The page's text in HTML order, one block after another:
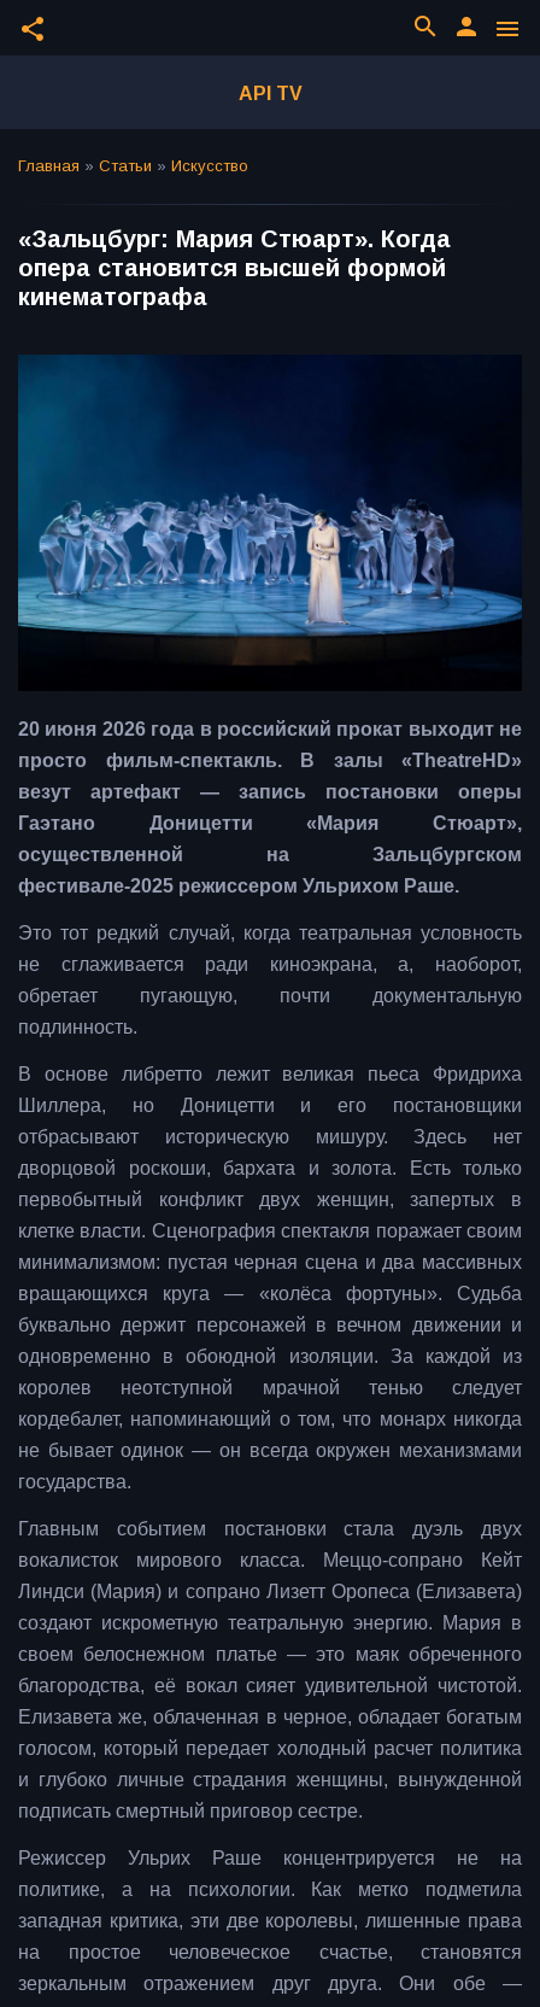
share menu
person
search
API TV
Главная » Статьи » Искусство
«Зальцбург: Мария Стюарт». Когда
опера становится высшей формой
кинематографа
20 июня 2026 года в российский прокат выходит не
просто фильм-спектакль. В залы «TheatreHD»
везут артефакт — запись постановки оперы
Гаэтано Доницетти «Мария Стюарт»,
осуществленной на Зальцбургском
фестивале-2025 режиссером Ульрихом Раше.
Это тот редкий случай, когда театральная условность
не сглаживается ради киноэкрана, а, наоборот,
обретает пугающую, почти документальную
подлинность.
В основе либретто лежит великая пьеса Фридриха
Шиллера, но Доницетти и его постановщики
отбрасывают историческую мишуру. Здесь нет
дворцовой роскоши, бархата и золота. Есть только
первобытный конфликт двух женщин, запертых в
клетке власти. Сценография спектакля поражает своим
минимализмом: пустая черная сцена и два массивных
вращающихся круга — «колёса фортуны». Судьба
буквально держит персонажей в вечном движении и
одновременно в обоюдной изоляции. За каждой из
королев неотступной мрачной тенью следует
кордебалет, напоминающий о том, что монарх никогда
не бывает одинок — он всегда окружен механизмами
государства.
Главным событием постановки стала дуэль двух
вокалисток мирового класса. Меццо-сопрано Кейт
Линдси (Мария) и сопрано Лизетт Оропеса (Елизавета)
создают искрометную театральную энергию. Мария в
своем белоснежном платье — это маяк обреченного
благородства, её вокал сияет удивительной чистотой.
Елизавета же, облаченная в черное, обладает богатым
голосом, который передает холодный расчет политика
и глубоко личные страдания женщины, вынужденной
подписать смертный приговор сестре.
Режиссер Ульрих Раше концентрируется не на
политике, а на психологии. Как метко подметила
западная критика, эти две королевы, лишенные права
на простое человеческое счастье, становятся
зеркальным отражением друг друга. Они обе —